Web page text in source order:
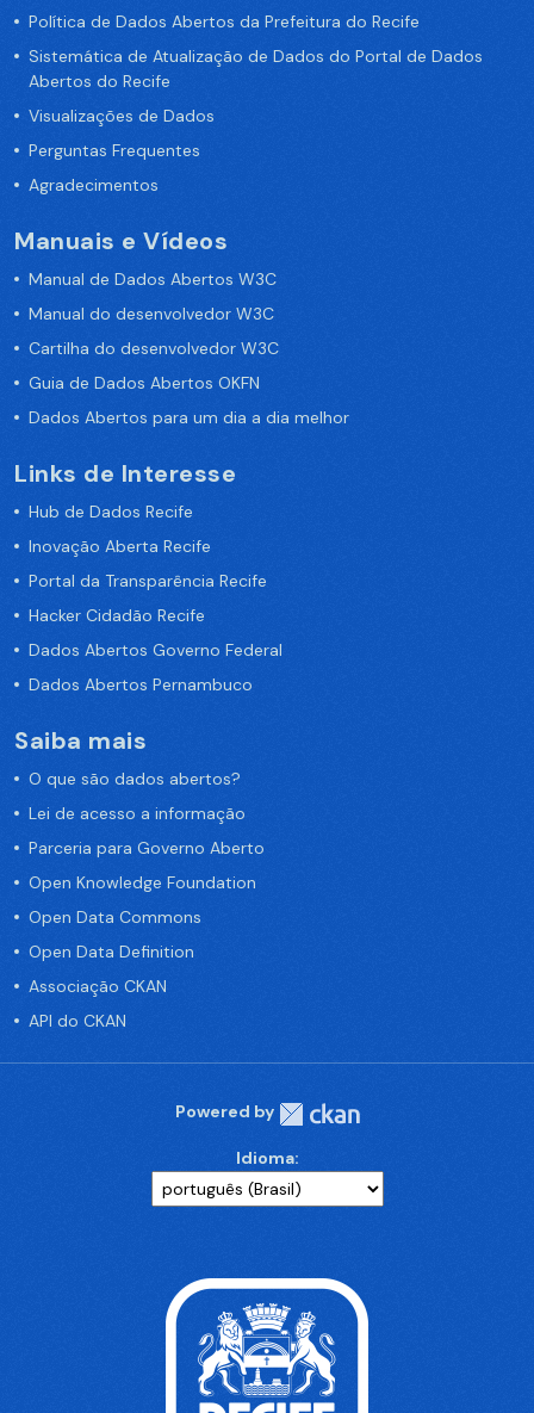
Política de Dados Abertos da Prefeitura do Recife
Sistemática de Atualização de Dados do Portal de Dados
Abertos do Recife
Visualizações de Dados
Perguntas Frequentes
Agradecimentos
Manuais e Vídeos
Manual de Dados Abertos W3C
Manual do desenvolvedor W3C
Cartilha do desenvolvedor W3C
Guia de Dados Abertos OKFN
Dados Abertos para um dia a dia melhor
Links de Interesse
Hub de Dados Recife
Inovação Aberta Recife
Portal da Transparência Recife
Hacker Cidadão Recife
Dados Abertos Governo Federal
Dados Abertos Pernambuco
Saiba mais
O que são dados abertos?
Lei de acesso a informação
Parceria para Governo Aberto
Open Knowledge Foundation
Open Data Commons
Open Data Definition
Associação CKAN
API do CKAN
Powered by
Idioma